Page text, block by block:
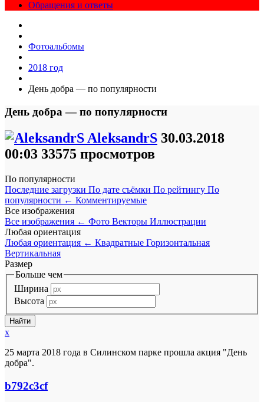
Обращения и ответы
Фотоальбомы
2018 год
День добра — по популярности
День добра — по популярности
AleksandrS 30.03.2018
00:03 33575 просмотров
По популярности
Последние загрузки По дате съёмки По рейтингу По
популярности ← Комментируемые
Все изображения
Все изображения ← Фото Векторы Иллюстрации
Любая ориентация
Любая ориентация ← Квадратные Горизонтальная
Вертикальная
Размер
Больше чем
Ширина
Высота
x
25 марта 2018 года в Силинском парке прошла акция "День
добра".
b792c3cf